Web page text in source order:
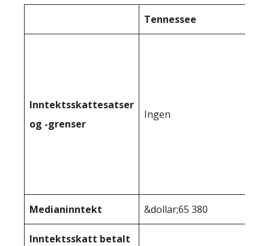
Tennessee
Inntektsskattesatser
og -grenser
Ingen
Medianinntekt &dollar;65 380
Inntektsskatt betalt